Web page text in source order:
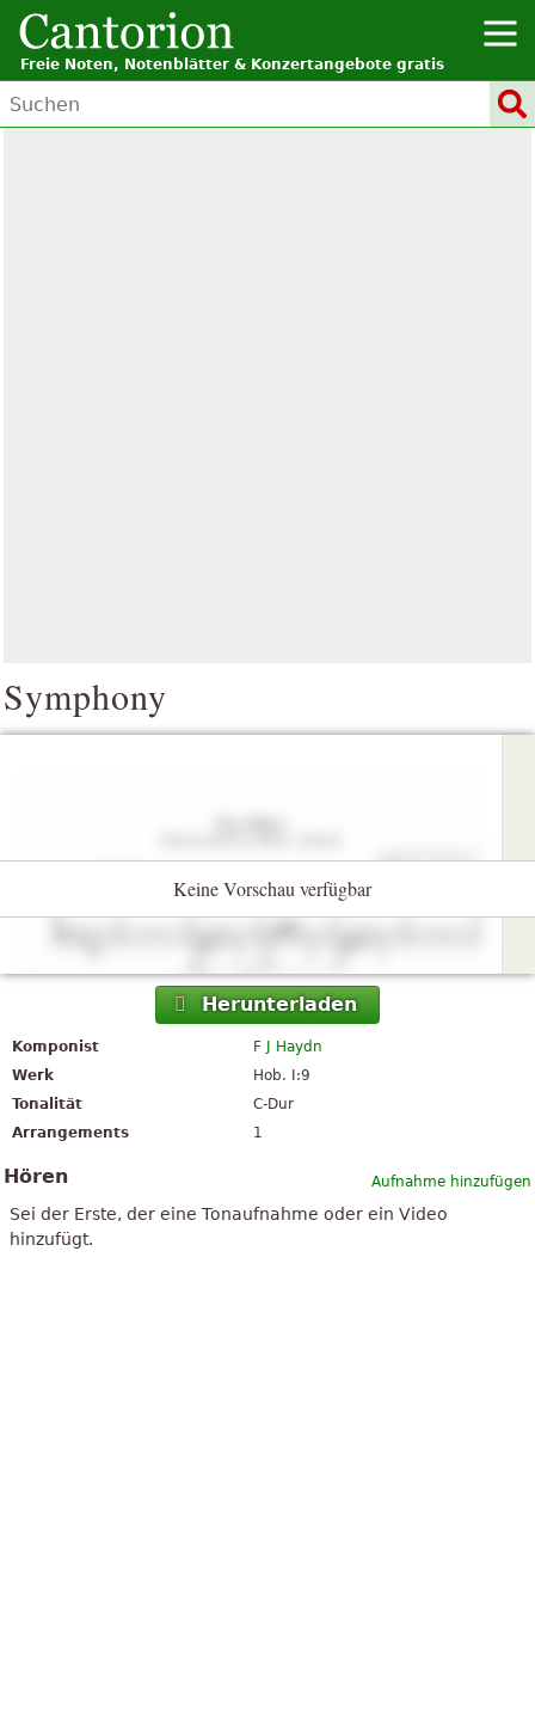
Freie Noten, Notenblätter & Konzertangebote gratis
Symphony
Keine Vorschau verfügbar
Herunterladen
Komponist
F J Haydn
Werk
Hob. I:9
Tonalität
C-Dur
Arrangements
1
Aufnahme hinzufügen
Hören
Sei der Erste, der eine Tonaufnahme oder ein Video
hinzufügt.